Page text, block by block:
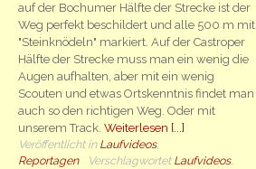
auf der Bochumer Hälfte der Strecke ist der
Weg perfekt beschildert und alle 500 m mit
"Steinknödeln" markiert. Auf der Castroper
Hälfte der Strecke muss man ein wenig die
Augen aufhalten, aber mit ein wenig
Scouten und etwas Ortskenntnis findet man
auch so den richtigen Weg. Oder mit
unserem Track.Weiterlesen [...]
Veröffentlicht in Laufvideos,
Reportagen
Verschlagwortet Laufvideos,